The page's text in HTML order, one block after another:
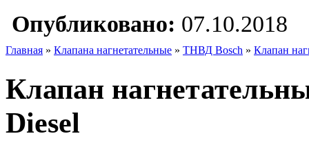
Опубликовано: 07.10.2018
Главная » Клапана нагнетательные » ТНВД Bosch » Клапан
Клапан
Diesel